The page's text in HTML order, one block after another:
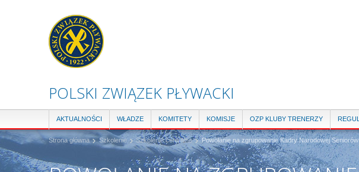
POLSKI ZWIĄZEK PŁYWACKI
AKTUALNOŚCI WŁADZE KOMITETY KOMISJE OZP KLUBY TRENERZY
Strona główna Szkolenie Szkolenie centralne Powołanie na zgrupowanie Kadry Narodowej